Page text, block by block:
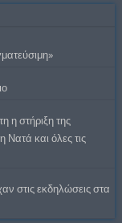
η στήριξη της
Νατά και όλες τις
στις εκδηλώσεις στα